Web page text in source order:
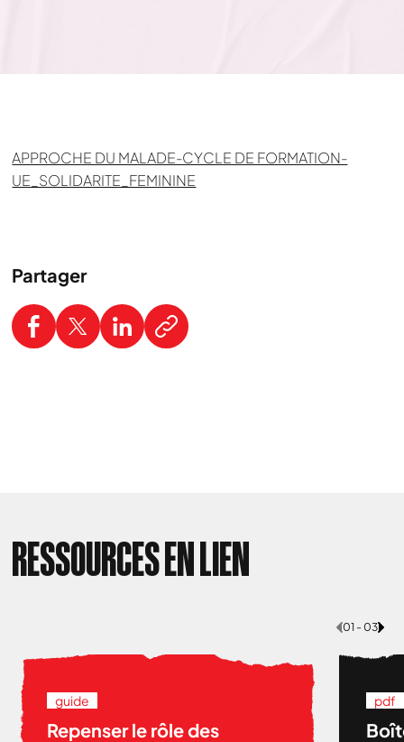
APPROCHE DU MALADE-CYCLE DE FORMATION-
UE_SOLIDARITE_FEMININE
Partager
RESSOURCES EN LIEN
01 - 03
guide
Repenser le rôle des
pdf